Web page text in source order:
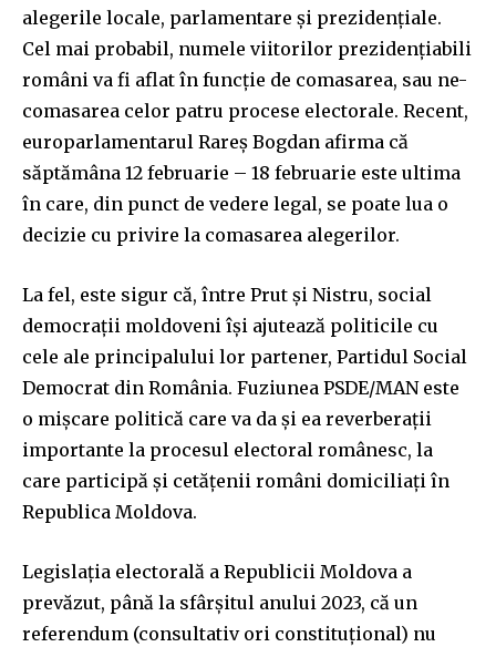
alegerile locale, parlamentare și prezidențiale.
Cel mai probabil, numele viitorilor prezidențiabili
români va fi aflat în funcție de comasarea, sau ne-
comasarea celor patru procese electorale. Recent,
europarlamentarul Rareș Bogdan afirma că
săptămâna 12 februarie – 18 februarie este ultima
în care, din punct de vedere legal, se poate lua o
decizie cu privire la comasarea alegerilor.
La fel, este sigur că, între Prut și Nistru, social
democrații moldoveni își ajutează politicile cu
cele ale principalului lor partener, Partidul Social
Democrat din România. Fuziunea PSDE/MAN este
o mișcare politică care va da și ea reverberații
importante la procesul electoral românesc, la
care participă și cetățenii români domiciliați în
Republica Moldova.
Legislația electorală a Republicii Moldova a
prevăzut, până la sfârșitul anului 2023, că un
referendum (consultativ ori constituțional) nu